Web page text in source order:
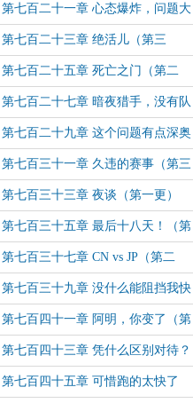
成虎（第一更）
第七百二十一章 心态爆炸，问题大
不大？（第一更）
第七百二十三章 绝活儿（第三
更！）
第七百二十五章 死亡之门（第二
更）
第七百二十七章 暗夜猎手，没有队
友（第二更）
第七百二十九章 这个问题有点深奥
（第一更）
第七百三十一章 久违的赛事（第三
更！）
第七百三十三章 夜谈（第一更）
第七百三十五章 最后十八天！（第
三更！）
第七百三十七章 CN vs JP（第二
更）
第七百三十九章 没什么能阻挡我快
乐（第二更）
第七百四十一章 阿明，你变了（第
二更）
第七百四十三章 凭什么区别对待？
（第二更）
第七百四十五章 可惜跑的太快了